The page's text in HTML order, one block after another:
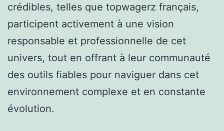
crédibles, telles que topwagerz français,
participent activement à une vision
responsable et professionnelle de cet
univers, tout en offrant à leur communauté
des outils fiables pour naviguer dans cet
environnement complexe et en constante
évolution.